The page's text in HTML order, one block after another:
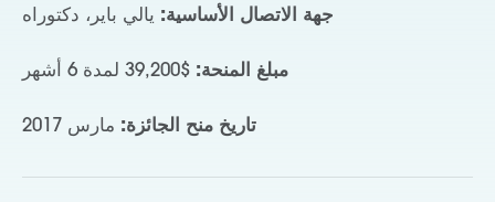
جهة الاتصال الأساسية: يالي باير، دكتوراه
مبلغ المنحة: $39,200 لمدة 6 أشهر
تاريخ منح الجائزة: مارس 2017